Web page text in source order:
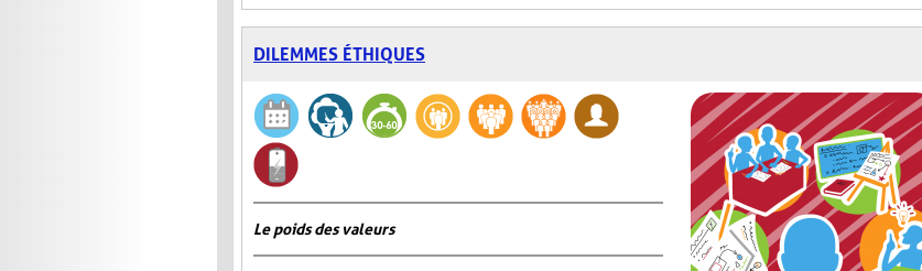
DILEMMES ÉTHIQUES
Le poids des valeurs